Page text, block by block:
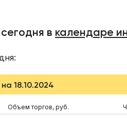
в календаре
18.10.2024
Объем торгов, руб.